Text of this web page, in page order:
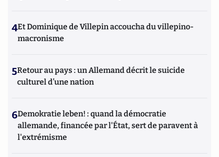
4Et Dominique de Villepin accoucha du villepino-
macronisme
5Retour au pays : un Allemand décrit le suicide
culturel d’une nation
6Demokratie leben! : quand la démocratie
allemande, financée par l'État, sert de paravent à
l'extrémisme